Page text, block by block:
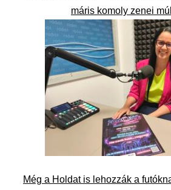
máris komoly zenei
Még a Holdat is lehozzák a